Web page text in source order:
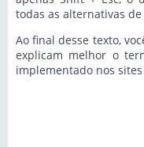
todas as alternativas de
Ao final desse texto,
explicam melhor o
implementado nos